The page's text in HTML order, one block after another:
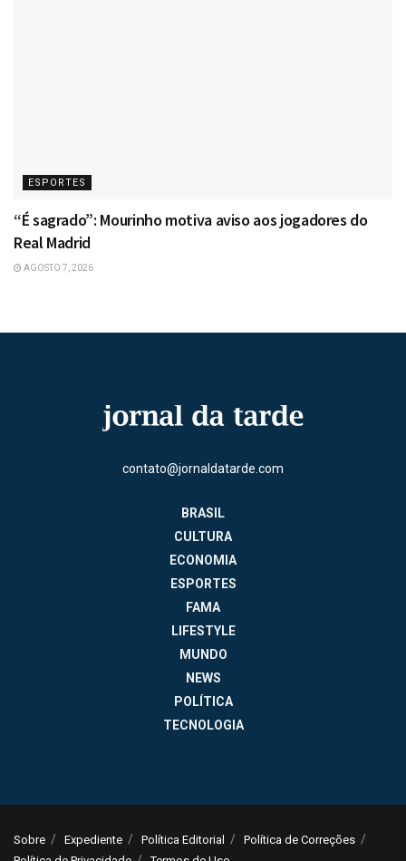
ESPORTES
“É sagrado”: Mourinho motiva aviso aos jogadores do
Real Madrid
AGOSTO 7, 2026
contato@jornaldatarde.com
BRASIL
CULTURA
ECONOMIA
ESPORTES
FAMA
LIFESTYLE
MUNDO
NEWS
POLÍTICA
TECNOLOGIA
Sobre Expediente Política Editorial
Política de Correções